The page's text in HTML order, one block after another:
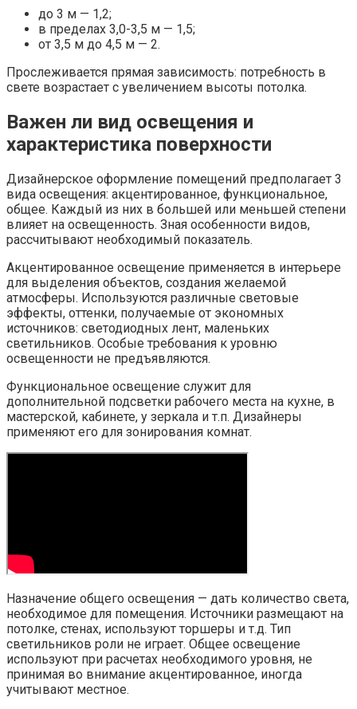
до 3 м — 1,2;
в пределах 3,0-3,5 м — 1,5;
от 3,5 м до 4,5 м — 2.
Прослеживается прямая зависимость: потребность в
свете возрастает с увеличением высоты потолка.
Важен ли вид освещения и
характеристика поверхности
Дизайнерское оформление помещений предполагает 3
вида освещения: акцентированное, функциональное,
общее. Каждый из них в большей или меньшей степени
влияет на освещенность. Зная особенности видов,
рассчитывают необходимый показатель.
Акцентированное освещение применяется в интерьере
для выделения объектов, создания желаемой
атмосферы. Используются различные световые
эффекты, оттенки, получаемые от экономных
источников: светодиодных лент, маленьких
светильников. Особые требования к уровню
освещенности не предъявляются.
Функциональное освещение служит для
дополнительной подсветки рабочего места на кухне, в
мастерской, кабинете, у зеркала и т.п. Дизайнеры
применяют его для зонирования комнат.
Назначение общего освещения — дать количество света,
необходимое для помещения. Источники размещают на
потолке, стенах, используют торшеры и т.д. Тип
светильников роли не играет. Общее освещение
используют при расчетах необходимого уровня, не
принимая во внимание акцентированное, иногда
учитывают местное.